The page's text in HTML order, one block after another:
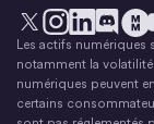
X Instagram
LinkedInLe
Les actifs
notamment la
numériques peuvent
certains